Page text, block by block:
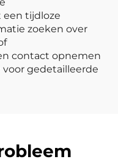
tijdloze
zoeken over
contact opnemen
gedetailleerde